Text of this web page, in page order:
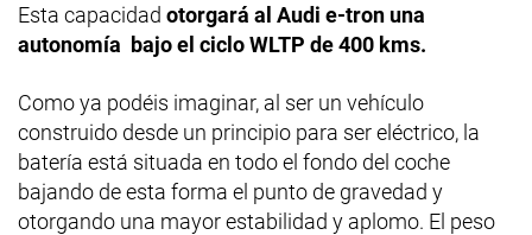
Esta capacidad otorgará al Audi e-tron una
autonomía bajo el ciclo WLTP de 400 kms.
Como ya podéis imaginar, al ser un vehículo
construido desde un principio para ser eléctrico, la
batería está situada en todo el fondo del coche
bajando de esta forma el punto de gravedad y
otorgando una mayor estabilidad y aplomo. El peso